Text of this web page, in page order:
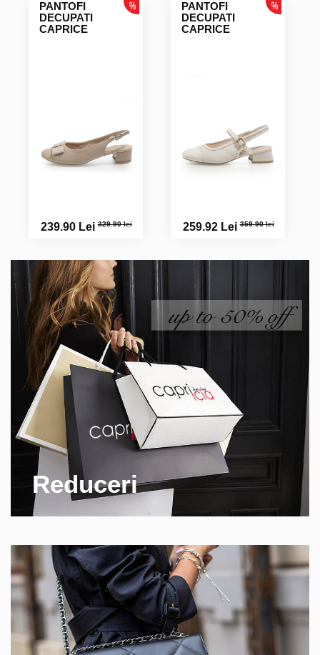
PANTOFI
DECUPATI
CAPRICE
239.90 Lei329.90 lei
PANTOFI
DECUPATI
CAPRICE
259.92 Lei359.90 lei
Reduceri